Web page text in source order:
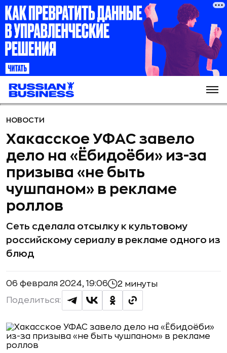
НОВОСТИ
Хакасское УФАС завело
дело на «Ёбидоёби» из-за
призыва «не быть
чушпаном» в рекламе
роллов
Сеть сделала отсылку к культовому
российскому сериалу в рекламе одного из
блюд
06 февраля 2024, 19:06 2 минуты
Поделиться: